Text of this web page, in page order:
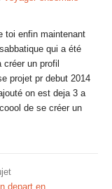
toi enfin maintenant
qui a été
un profil
projet pr debut 2014
on est deja 3 a
de se créer un
depart en